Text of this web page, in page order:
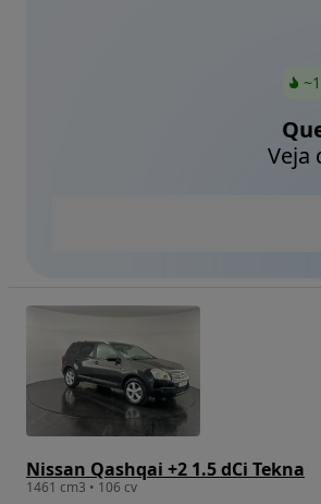
Veja
Nissan Qashqai +2 1.5 dCi Tekna
1461 cm3 • 106 cv